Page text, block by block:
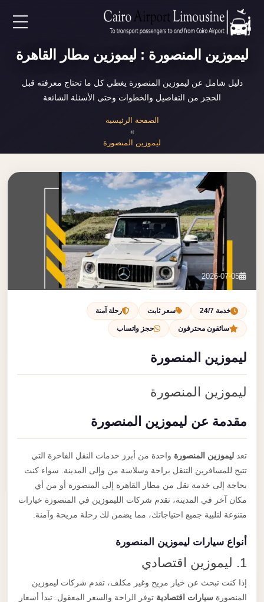
خدمات المطار
نحن
بنا
احجز الآن
ليموزين المنصورة : ليموزين مطار القاهرة
دليل شامل عن ليموزين المنصورة يغطي كل ما تحتاج معرفته قبل
الحجز من التفاصيل والخطوات وحتى الأسئلة الشائعة
الصفحة الرئيسية
ليموزين المنصورة
2026-07-05
خدمة 24/7 سعر ثابت رحلة آمنة
سائقون محترفون حجز واتساب
ليموزين المنصورة
ليموزين المنصورة
مقدمة عن ليموزين المنصورة
تعدليموزين المنصورةواحدة من أبرز خدمات النقل الفاخرة التي
تتيح للمسافرين التنقل براحة وسلاسة من وإلى المدينة. سواء كنت
بحاجة إلى خدمة نقل من مطار القاهرة إلى المنصورة أو من أي
مكان آخر في المدينة، تقدم شركات الليموزين في المنصورة خيارات
متنوعة لتلبية جميع احتياجاتك، مما يضمن لك رحلة مريحة وآمنة.
أنواع سيارات ليموزين المنصورة
إذا كنت تبحث عن خيار مريح وغير مكلف، تقدم شركات ليموزين
المنصورة سيارات اقتصاديةتوفر الراحة والسعر المعقول. تبدأ أسعار